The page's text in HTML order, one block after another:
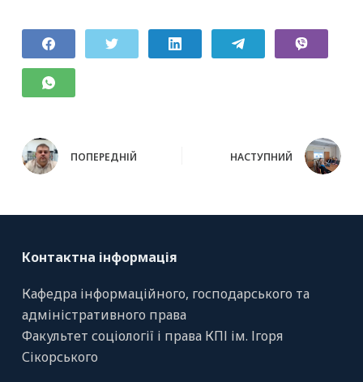
ПОПЕРЕДНІЙ НАСТУПНИЙ
Контактна інформація
Кафедра інформаційного, господарського та
адміністративного права
Факультет соціології і права КПІ ім. Ігоря
Сікорського